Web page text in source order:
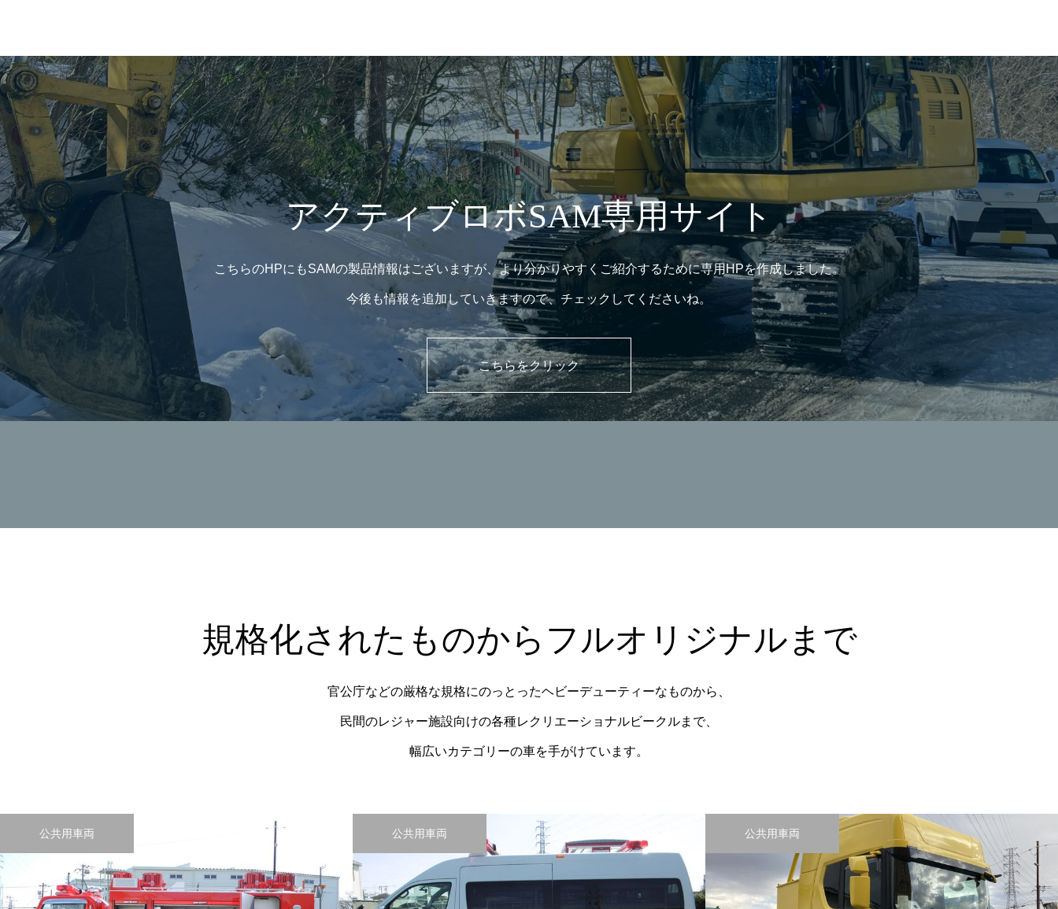
アクティブロボSAM専用サイト
こちらのHPにもSAMの製品情報はございますが、より分かりやすくご紹介するために専用HPを作成しました。
今後も情報を追加していきますので、チェックしてくださいね。
こちらをクリック
規格化されたものからフルオリジナルまで
官公庁などの厳格な規格にのっとったヘビーデューティーなものから、
民間のレジャー施設向けの各種レクリエーショナルビークルまで、
幅広いカテゴリーの車を手がけています。
公共用車両 公共用車両 公共用車両